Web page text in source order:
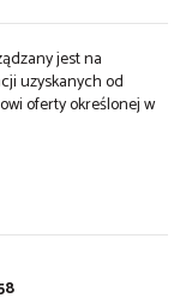
jest na
uzyskanych od
oferty określonej w